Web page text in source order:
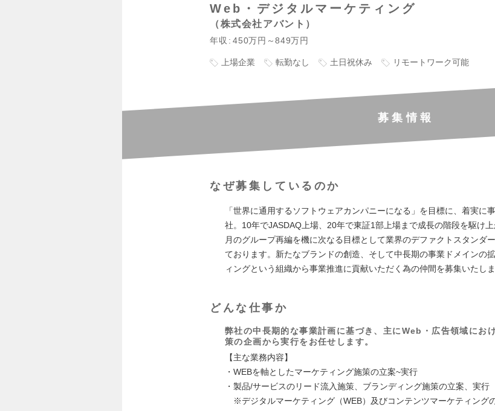
Web・デジタルマーケティング
株式会社アバント
年収 450万円～849万円
上場企業 転勤なし 土日祝休み リモートワーク可能
募集情報
なぜ募集しているのか
「世界に通用するソフトウェアカンパニーになる」を目標に、着実に
社。10年でJASDAQ上場、20年で東証1部上場まで成長の階段を駆け
月のグループ再編を機に次なる目標として業界のデファクトスタンダ
ております。新たなブランドの創造、そして中長期の事業ドメインの
ィングという組織から事業推進に貢献いただく為の仲間を募集いたしま
どんな仕事か
弊社の中長期的な事業計画に基づき、主にWeb・広告領域にお
策の企画から実行をお任せします。
【主な業務内容】
・WEBを軸としたマーケティング施策の立案~実行
・製品/サービスのリード流入施策、ブランディング施策の立案、実行
※デジタルマーケティング（WEB）及びコンテンツマーケティング